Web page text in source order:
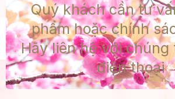
Quý khách cần tư
phẩm hoặc chính
Hãy liên hệ với chúng
điện thoại